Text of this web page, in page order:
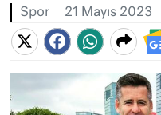
Spor 21 Mayıs 2023